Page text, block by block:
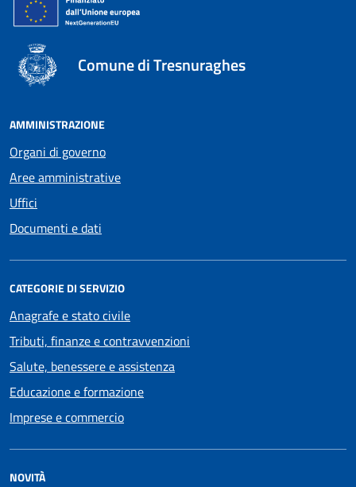
Comune di Tresnuraghes
AMMINISTRAZIONE
Organi di governo
Aree amministrative
Uffici
Documenti e dati
CATEGORIE DI SERVIZIO
Anagrafe e stato civile
Tributi, finanze e contravvenzioni
Salute, benessere e assistenza
Educazione e formazione
Imprese e commercio
NOVITÀ